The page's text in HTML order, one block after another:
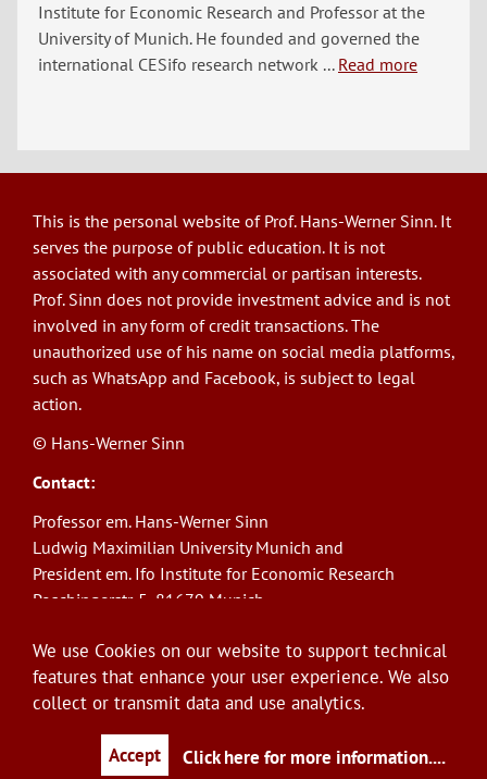
Institute for Economic Research and Professor at the
University of Munich. He founded and governed the
international CESifo research network ... Read more
This is the personal website of Prof. Hans-Werner Sinn. It
serves the purpose of public education. It is not
associated with any commercial or partisan interests.
Prof. Sinn does not provide investment advice and is not
involved in any form of credit transactions. The
unauthorized use of his name on social media platforms,
such as WhatsApp and Facebook, is subject to legal
action.
© Hans-Werner Sinn
Contact:
Professor em. Hans-Werner Sinn
Ludwig Maximilian University Munich and
President em. Ifo Institute for Economic Research
Poschingerstr. 5, 81679 Munich
E-Mail: sinn@ifo.de
User
Log in
We use Cookies on our website to support technical
features that enhance your user experience. We also
collect or transmit data and use analytics.
Accept Click here for more information....